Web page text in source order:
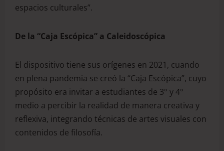
espacios culturales”.
De la “Caja Escópica” a Caleidoscópica
El dispositivo tiene sus orígenes en 2021, cuando
en plena pandemia se creó la “Caja Escópica”, cuyo
propósito era invitar a estudiantes de 3° y 4°
medio a percibir la realidad de manera creativa y
reflexiva, integrando técnicas de artes visuales con
contenidos de filosofía.